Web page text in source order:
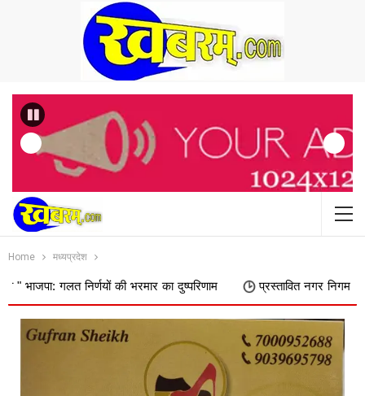
Previous
Home मध्यप्रदेश
निर्णयों की भरमार का दुष्परिणाम प्रस्तावित नगर निगम में शामिल किए